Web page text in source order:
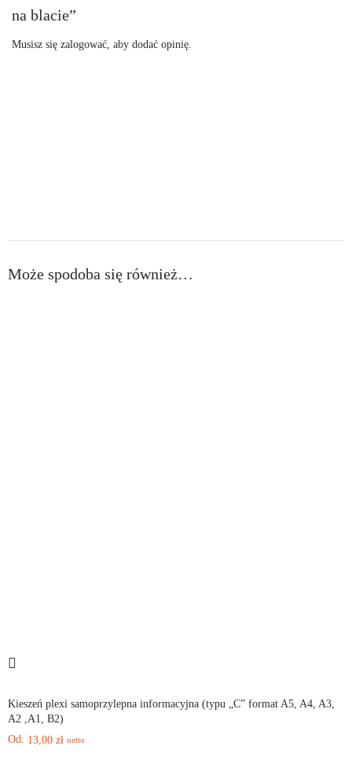
na blacie”
Musisz sięzalogować, aby dodać opinię.
Może spodoba się również…
Kieszeń plexi samoprzylepna informacyjna (typu „C” format A5, A4, A3,
A2 ,A1, B2)
Od: 13,00 zł netto